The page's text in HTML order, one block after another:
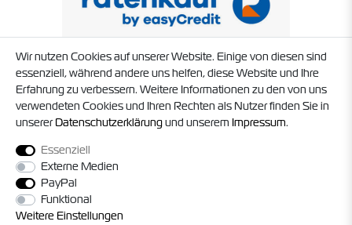
Wir nutzen Cookies auf unserer Website. Einige von diesen sind
essenziell, während andere uns helfen, diese Website und Ihre
Erfahrung zu verbessern. Weitere Informationen zu den von uns
verwendeten Cookies und Ihren Rechten als Nutzer finden Sie in
unsererDaten­schutz­erklärungund unserem Impressum.
Essenziell
Externe Medien
PayPal
Funktional
Weitere Einstellungen